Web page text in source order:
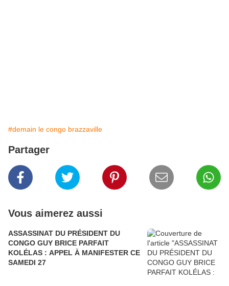
#demain le congo brazzaville
Partager
Vous aimerez aussi
ASSASSINAT DU PRÉSIDENT DU
CONGO GUY BRICE PARFAIT
KOLÉLAS : APPEL À MANIFESTER CE
SAMEDI 27